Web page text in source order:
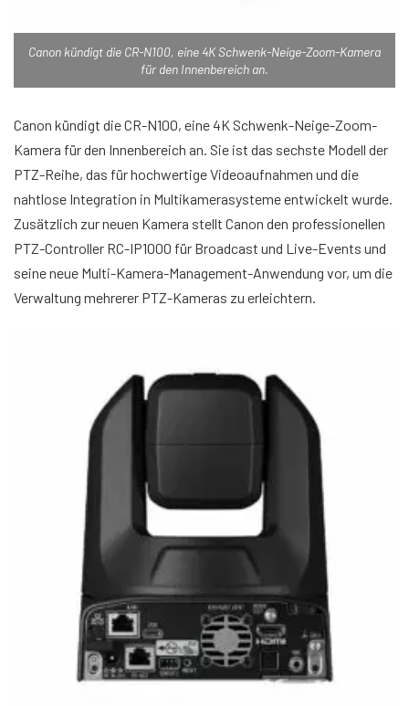
Canon kündigt die CR-N100, eine 4K Schwenk-Neige-Zoom-Kamera
für den Innenbereich an.
Canon kündigt die CR-N100, eine 4K Schwenk-Neige-Zoom-
Kamera für den Innenbereich an. Sie ist das sechste Modell der
PTZ-Reihe, das für hochwertige Videoaufnahmen und die
nahtlose Integration in Multikamerasysteme entwickelt wurde.
Zusätzlich zur neuen Kamera stellt Canon den professionellen
PTZ-Controller RC-IP1000 für Broadcast und Live-Events und
seine neue Multi-Kamera-Management-Anwendung vor, um die
Verwaltung mehrerer PTZ-Kameras zu erleichtern.